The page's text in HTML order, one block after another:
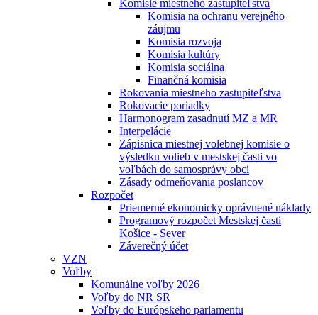
Komisie miestneho zastupiteľstva
Komisia na ochranu verejného
záujmu
Komisia rozvoja
Komisia kultúry
Komisia sociálna
Finančná komisia
Rokovania miestneho zastupiteľstva
Rokovacie poriadky
Harmonogram zasadnutí MZ a MR
Interpelácie
Zápisnica miestnej volebnej komisie o
výsledku volieb v mestskej časti vo
voľbách do samosprávy obcí
Zásady odmeňovania poslancov
Rozpočet
Priemerné ekonomicky oprávnené náklady
Programový rozpočet Mestskej časti
Košice - Sever
Záverečný účet
VZN
Voľby
Komunálne voľby 2026
Voľby do NR SR
Voľby do Európskeho parlamentu